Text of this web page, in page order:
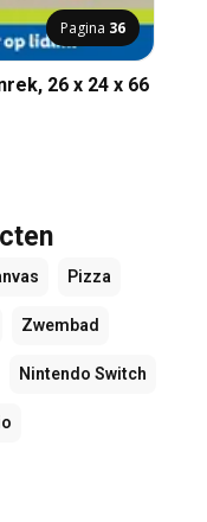
Pagina 36
26 x 24 x 66
Pizza
Zwembad
Nintendo Switch